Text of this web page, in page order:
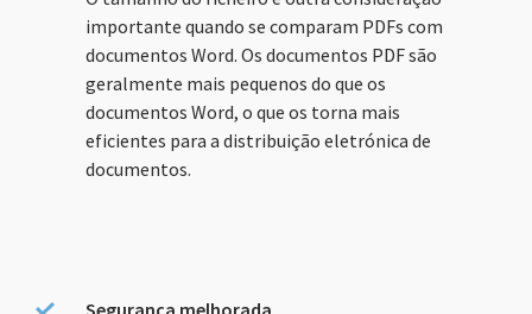
importante quando se comparam PDFs com
documentos Word. Os documentos PDF são
geralmente mais pequenos do que os
documentos Word, o que os torna mais
eficientes para a distribuição eletrónica de
documentos.
Segurança melhorada